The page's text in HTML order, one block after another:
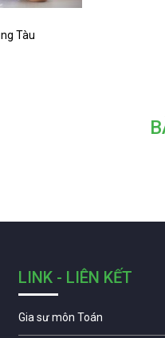
Tàu
LINK - LIÊN KẾT
Gia sư môn Toán